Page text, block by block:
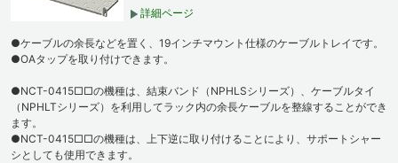
詳細ページ
●ケーブルの余長などを置く、19インチマウント仕様のケーブルトレイです。
●OAタップを取り付けできます。
●NCT-0415□□の機種は、結束バンド（NPHLSシリーズ）、ケーブルタイ
（NPHLTシリーズ）を利用してラック内の余長ケーブルを整線することができ
ます。
●NCT-0415□□の機種は、上下逆に取り付けることにより、サポートシャー
シとしても使用できます。